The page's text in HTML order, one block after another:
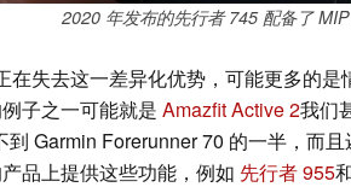
2020 年发布的先行者 745 配备了
在失去这一差异化优势，可能更多的
子之一可能就是 Amazfit Active 2我们
到 Garmin Forerunner 70 的一半，而
品上提供这些功能，例如 先行者 955